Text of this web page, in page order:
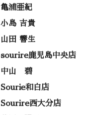
亀浦亜紀
小島 吉貴
山田 響生
sourire鹿児島中央店
中山 碧
Sourie和白店
Sourire西大分店